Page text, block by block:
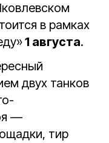
в рамках
1 августа.
двух танков
—
тир